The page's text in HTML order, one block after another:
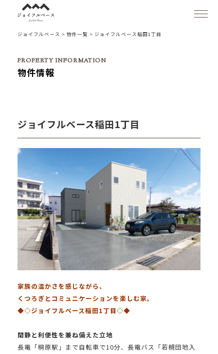
- コンセプト
- 便利な機能
ジョイフルベース > 物件一覧 > ジョイフルベース稲田1丁目
物件情報
ジョイフルベース稲田1丁目
家族の温かさを感じながら、
くつろぎとコミュニケーションを楽しむ家。
◆◇ジョイフルベース稲田1丁目◇◆
閑静と利便性を兼ね備えた立地
長電「桐原駅」まで自転車で10分、長電バス「若槻団地入